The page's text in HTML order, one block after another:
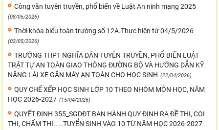
Công văn tuyên truyền, phổ biến về Luật An ninh mạng 2025
(08/05/2026)
Thời khóa biểu toàn trường số 12A.Thực hiện từ 04/5/2026
(02/05/2026)
TRƯỜNG THPT NGHĨA DÂN TUYÊN TRUYỀN, PHỔ BIẾN LUẬT
TRẬT TỰ AN TOÀN GIAO THÔNG ĐƯỜNG BỘ VÀ HƯỚNG DẪN KỸ
NĂNG LÁI XE GẮN MÁY AN TOÀN CHO HỌC SINH (22/04/2026)
QUY CHẾ XẾP HỌC SINH LỚP 10 THEO NHÓM MÔN HỌC, NĂM
HỌC 2026-2027 (15/04/2026)
QUYẾT ĐỊNH 355_SGDĐT BAN HÀNH QUY ĐỊNH RA ĐỀ THI, COI
THI, CHẤM THI.....TUYỂN SINH VÀO 10 TỪ NĂM HỌC 2026-2027